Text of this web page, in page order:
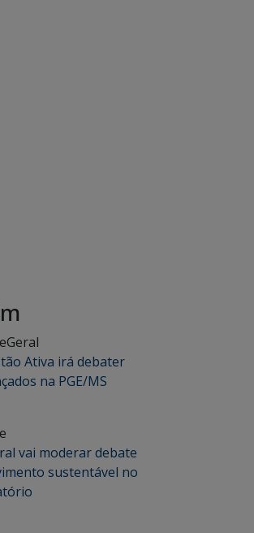
Geral
Ativa irá debater
na PGE/MS
vai moderar debate
sustentável no